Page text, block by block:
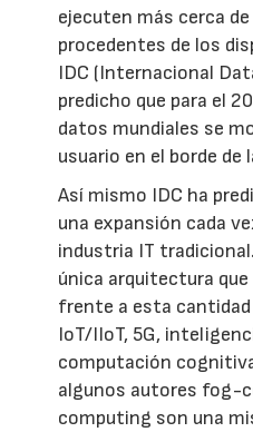
ejecuten más cerca
procedentes de los
IDC (Internacional
predicho que para el
datos mundiales se
usuario en el borde de
Así mismo IDC ha
una expansión cada
industria IT
única arquitectura que
frente a esta
IoT/IIoT, 5G,
computación
algunos autores fog-
computing son una